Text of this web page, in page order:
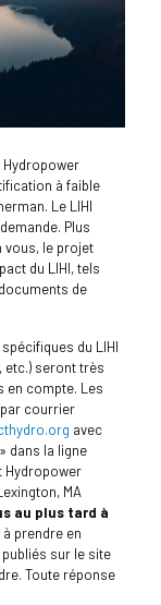
Hydropower
à faible
Le LIHI
Plus
vous, le projet
du LIHI, tels
de
du LIHI
, etc.) seront très
en compte. Les
courrier
avec
dans la ligne
Hydropower
MA
au plus tard à
à prendre en
sur le site
Toute réponse